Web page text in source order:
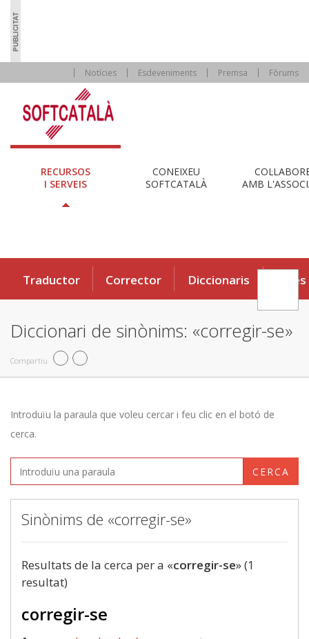
Notícies Esdeveniments Premsa Fòrums
RECURSOS
I SERVEIS
CONEIXEU
SOFTCATALÀ
AMB
Traductor Corrector Diccionaris Eines
Diccionari de sinònims: «corregir-se»
Compartiu
Introduïu la paraula que voleu cercar i feu clic en el botó de
cerca.
CERCA
Sinònims de «corregir-se»
Resultats de la cerca per a «corregir-se» (1
resultat)
corregir-se